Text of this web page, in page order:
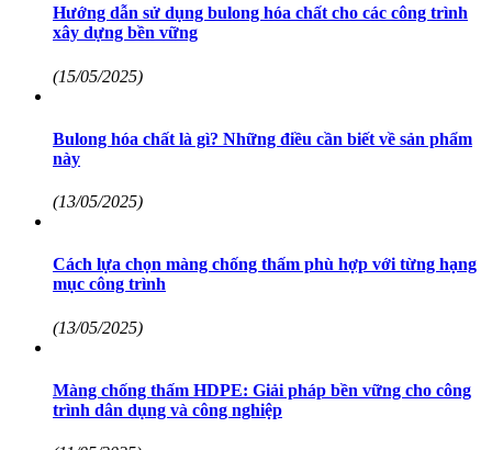
Hướng dẫn sử dụng bulong hóa chất cho các công trình
xây dựng bền vững
(15/05/2025)
Bulong hóa chất là gì? Những điều cần biết về sản phẩm
này
(13/05/2025)
Cách lựa chọn màng chống thấm phù hợp với từng hạng
mục công trình
(13/05/2025)
Màng chống thấm HDPE: Giải pháp bền vững cho công
trình dân dụng và công nghiệp